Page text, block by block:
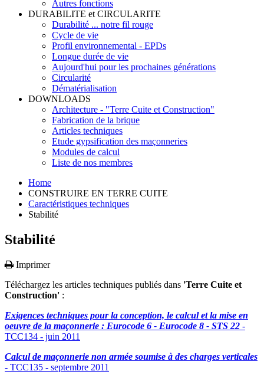
Autres fonctions
DURABILITE et CIRCULARITE
Durabilité ... notre fil rouge
Cycle de vie
Profil environnemental - EPDs
Longue durée de vie
Aujourd'hui pour les prochaines générations
Circularité
Dématérialisation
DOWNLOADS
Architecture - "Terre Cuite et Construction"
Fabrication de la brique
Articles techniques
Etude gypsification des maçonneries
Modules de calcul
Liste de nos membres
Home
CONSTRUIRE EN TERRE CUITE
Caractéristiques techniques
Stabilité
Stabilité
Imprimer
Téléchargez les articles techniques publiés dans 'Terre Cuite et
Construction' :
Exigences techniques pour la conception, le calcul et la mise en
oeuvre de la maçonnerie : Eurocode 6 - Eurocode 8 - STS 22 -
TCC134 - juin 2011
Calcul de maçonnerie non armée soumise à des charges verticales
- TCC135 - septembre 2011